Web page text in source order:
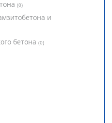
(0)
и
бетона (0)